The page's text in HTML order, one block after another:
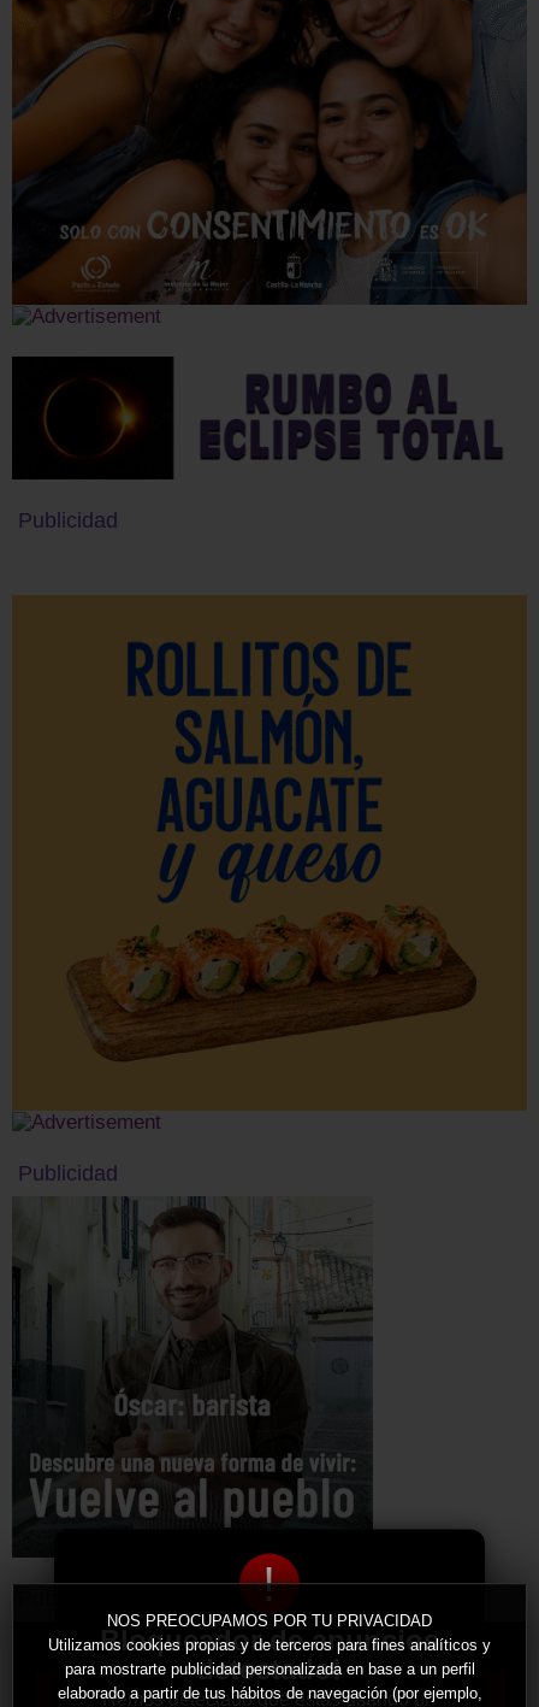
!
Bloqueador de anuncios
detectado!
Hemos detectado que estás usando un
NOS PREOCUPAMOS POR TU PRIVACIDAD
Utilizamos cookies propias y de terceros para fines analíticos y
para mostrarte publicidad personalizada en base a un perfil
elaborado a partir de tus hábitos de navegación (por ejemplo,
Publicidad
Publicidad